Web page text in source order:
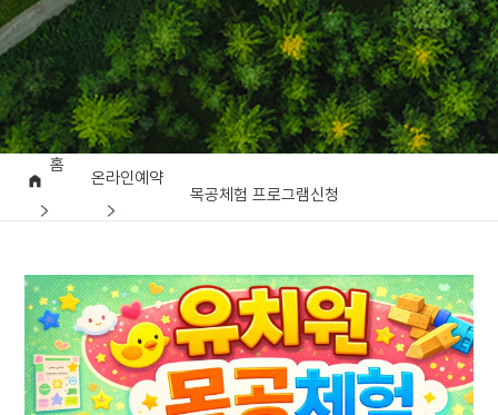
홈
온라인예약
목공체험 프로그램신청